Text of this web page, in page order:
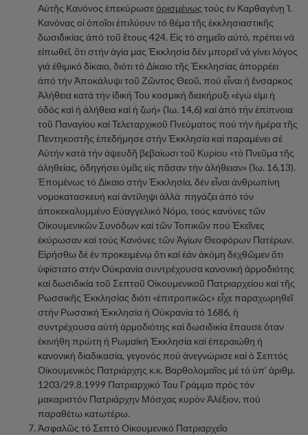
Αὐτῆς Κανόνος ἐπεκύρωσεὁρισμένως τούς ἐν Καρθαγένῃ Ἱ.
Κανόνας οἱ ὁποῖοι ἐπιλύουν τό θέμα τῆς ἐκκλησιαστικῆς
δωσιδικίας ἀπό τοῦ ἔτους 424. Εἰς τό σημεῖο αὐτό, πρέπει νά
εἰπωθεῖ, ὅτι στήν ἁγία μας Ἐκκλησία δέν μπορεῖ νά γίνει λόγος
γιά ἐθιμικό δίκαιο, διότι τό Δίκαιο τῆς Ἐκκλησίας ἀπορρέει
ἀπό τήν Ἀποκάλυψι τοῦ Ζῶντος Θεοῦ, πού εἶναι ἡ ἔνσαρκος
Ἀλήθεια κατά τήν ἰδική Του κοσμική διακήρυξι «ἐγώ εἰμι ἡ
ὁδὸς καὶ ἡ ἀλήθεια καὶ ἡ ζωή» (Ἰω. 14,6) καί ἀπό τήν ἐπίπνοια
τοῦ Παναγίου καί Τελεταρχικοῦ Πνεύματος πού τήν ἡμέρα τῆς
Πεντηκοστῆς ἐπεδήμησε στήν Ἐκκλησία καί παραμένει σέ
Αὐτήν κατά τήν ἀψευδῆ βεβαίωσι τοῦ Κυρίου «τὸ Πνεῦμα τῆς
ἀληθείας, ὁδηγήσει ὑμᾶς εἰς πᾶσαν τὴν ἀλήθειαν» (Ἰω. 16,13).
Ἑπομένως τό Δίκαιο στήν Ἐκκλησία, δέν εἶναι ἀνθρωπίνη
νομοκατασκευή καί ἀντίληψι ἀλλά πηγάζει ἀπό τόν
ἀποκεκαλυμμένο Εὐαγγελικό Νόμο, τούς κανόνες τῶν
Οἰκουμενικῶν Συνόδων καί τῶν Τοπικῶν πού Ἐκεῖνες
ἐκύρωσαν καί τούς Κανόνες τῶν Ἁγίων Θεοφόρων Πατέρων.
Εἰρήσθω δέ ἐν προκειμένῳ ὅτι καί ἐάν ἀκόμη δεχθῶμεν ὅτι
ὑφίστατο στήν Οὐκρανία συντρέχουσα κανονική ἁρμοδιότης
καί δωσιδικία τοῦ Σεπτοῦ Οἰκουμενικοῦ Πατριαρχείου καί τῆς
Ρωσσικῆς Ἐκκλησίας διότι «ἐπιτροπικῶς» εἶχε παραχωρηθεῖ
στήν Ρωσσική Ἐκκλησία ἡ Οὐκρανία τό 1686, ἡ
συντρέχουσα αὐτή ἁρμοδιότης καί δωσιδικία ἔπαυσε ὅταν
ἐκινήθη πρώτη ἡ Ρωμαϊκή Ἐκκλησία καί ἐπεραιώθη ἡ
κανονική διαδικασία, γεγονός πού ἀνεγνώρισε καί ὁ Σεπτός
Οἰκουμενικός Πατριάρχης κ.κ. Βαρθολομαῖος μέ τό ὑπ’ ἀριθμ.
1203/29.8.1999 Πατριαρχικό Του Γράμμα πρός τόν
μακαριστόν Πατριάρχην Μόσχας κυρόν Ἀλέξιον, πού
παραθέτω κατωτέρω.
Ἀσφαλῶς τό Σεπτό Οἰκουμενικό Πατριαρχεῖο